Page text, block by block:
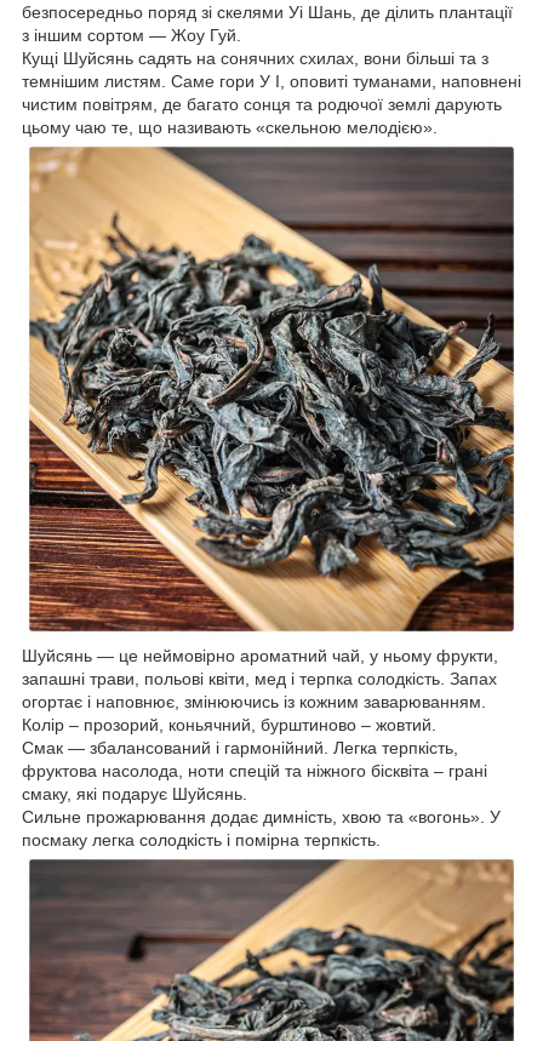
безпосередньо поряд зі скелями Уі Шань, де ділить плантації
з іншим сортом — Жоу Гуй.
Кущі Шуйсянь садять на сонячних схилах, вони більші та з
темнішим листям. Саме гори У І, оповиті туманами, наповнені
чистим повітрям, де багато сонця та родючої землі дарують
цьому чаю те, що називають «скельною мелодією».
Шуйсянь — це неймовірно ароматний чай, у ньому фрукти,
запашні трави, польові квіти, мед і терпка солодкість. Запах
огортає і наповнює, змінюючись із кожним заварюванням.
Колір – прозорий, коньячний, бурштиново – жовтий.
Смак — збалансований і гармонійний. Легка терпкість,
фруктова насолода, ноти спецій та ніжного бісквіта – грані
смаку, які подарує Шуйсянь.
Сильне прожарювання додає димність, хвою та «вогонь». У
посмаку легка солодкість і помірна терпкість.